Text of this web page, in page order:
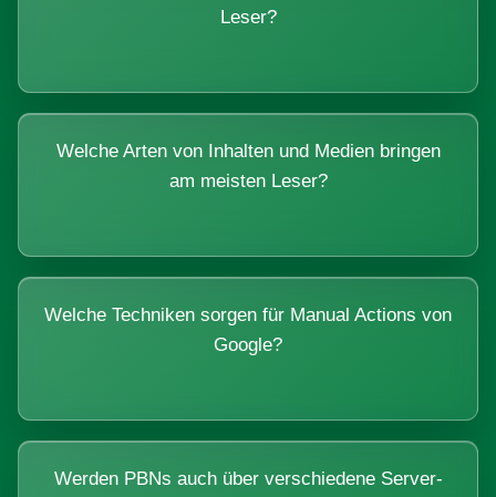
Leser?
Welche Arten von Inhalten und Medien bringen
am meisten Leser?
Welche Techniken sorgen für Manual Actions von
Google?
Werden PBNs auch über verschiedene Server-